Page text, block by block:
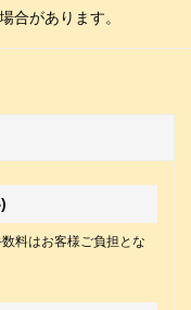
合があります。
料はお客様ご負担とな